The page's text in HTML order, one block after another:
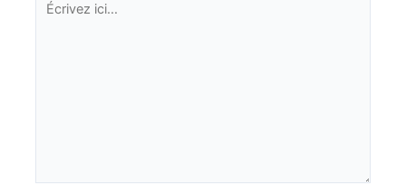
ici…